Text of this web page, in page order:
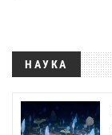
НАУКА